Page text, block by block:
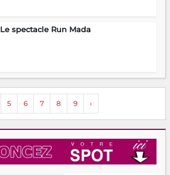
Le spectacle Run Mada
5 6 7 8 9 ›